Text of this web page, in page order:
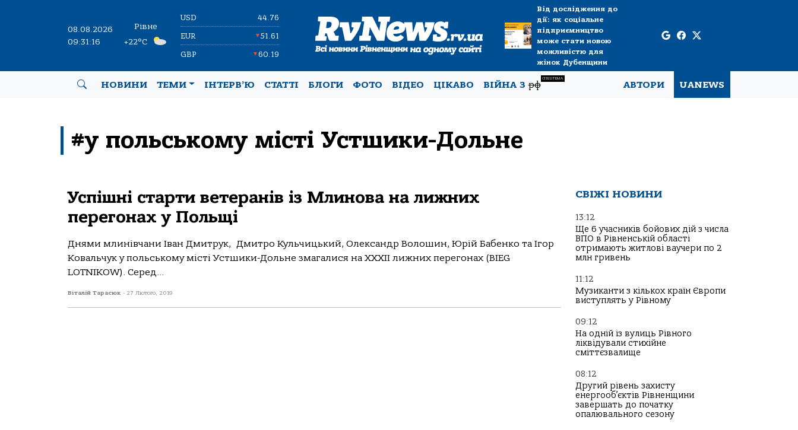
08.08.2026
09:31:17
Рівне
+22°C
USD 44.76
EUR ▼51.61
GBP ▼60.19
Від дослідження до
дії: як соціальне
підприємництво
може стати новою
можливістю для
жінок Дубенщини
НОВИНИ ТЕМИ ІНТЕРВ’Ю СТАТТІ БЛОГИ ФОТО ВІДЕО ЦІКАВО ВІЙНА Зрф
СПЕЦТЕМА
АВТОРИ UANEWS
#у польському місті Устшики-Дольне
Успішні старти ветеранів із Млинова на лижних
перегонах у Польщі
Днями млинівчани Іван Дмитрук, Дмитро Кульчицький, Олександр Волошин, Юрій Бабенко та Ігор
Ковальчук у польському місті Устшики-Дольне змагалися на XXXII лижних перегонах (BIEG
LOTNIKOW). Серед...
Віталій Тарасюк - 27 Лютого, 2019
СВІЖІ НОВИНИ
13:12
Ще 6 учасників бойових дій з числа
ВПО в Рівненській області
отримають житлові ваучери по 2
млн гривень
11:12
Музиканти з кількох країн Європи
виступлять у Рівному
09:12
На одній із вулиць Рівного
ліквідували стихійне
сміттєзвалище
08:12
Другий рівень захисту
енергооб’єктів Рівненщини
завершать до початку
опалювального сезону